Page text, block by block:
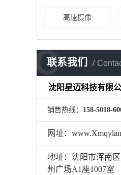
高速摄像
联系我们
C
沈阳星迈科技有限
销售热线： 158-5018-
网址：
地址：沈阳市浑南
州广场A1座1007室